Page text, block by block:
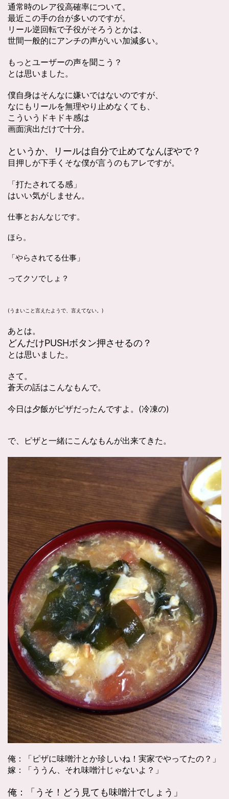
通常時のレア役高確率について。
最近この手の台が多いのですが。
リール逆回転で子役がそろうとかは、
世間一般的にアンチの声がいい加減多い。
もっとユーザーの声を聞こう？
とは思いました。
僕自身はそんなに嫌いではないのですが、
なにもリールを無理やり止めなくても、
こういうドキドキ感は
画面演出だけで十分。
というか、リールは自分で止めてなんぼやで？
目押しが下手くそな僕が言うのもアレですが。
「打たされてる感」
はいい気がしません。
仕事とおんなじです。
ほら。
「やらされてる仕事」
ってクソでしょ？
(うまいこと言えたようで、言えてない。)
あとは。
どんだけPUSHボタン押させるの？
とは思いました。
さて。
蒼天の話はこんなもんで。
今日は夕飯がピザだったんですよ。(冷凍の)
で、ピザと一緒にこんなもんが出来てきた。
俺：「ピザに味噌汁とか珍しいね！実家でやってたの？」
嫁：「ううん、それ味噌汁じゃないよ？」
俺：「うそ！どう見ても味噌汁でしょう」